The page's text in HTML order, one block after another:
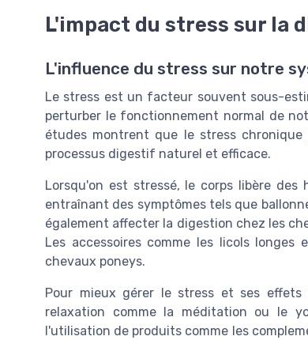
L'impact du stress sur la
L'influence du stress sur notre
Le stress est un facteur souvent sous-
perturber le fonctionnement normal de
études montrent que le stress
processus digestif naturel et efficace.
Lorsqu'on est stressé, le corps libère
entraînant des symptômes tels que
également affecter la digestion chez les
Les accessoires comme les licols
chevaux poneys.
Pour mieux gérer le stress et ses
relaxation comme la méditation ou le
l'utilisation de produits comme les